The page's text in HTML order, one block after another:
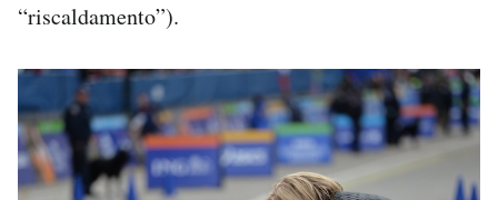
“riscaldamento”).